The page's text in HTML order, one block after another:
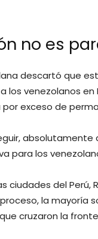
no es
descartó que
los venezolanos en
exceso de
absolutamente
para los
ciudades del Perú,
la mayoría
cruzaron la